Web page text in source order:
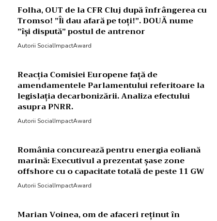
Folha, OUT de la CFR Cluj după înfrângerea cu
Tromso! ”Îi dau afară pe toți!”. DOUĂ nume
”își dispută” postul de antrenor
Autorii SocialImpactAward
Reacția Comisiei Europene față de
amendamentele Parlamentului referitoare la
legislația decarbonizării. Analiza efectului
asupra PNRR.
Autorii SocialImpactAward
România concurează pentru energia eoliană
marină: Executivul a prezentat șase zone
offshore cu o capacitate totală de peste 11 GW
Autorii SocialImpactAward
Marian Voinea, om de afaceri reținut în